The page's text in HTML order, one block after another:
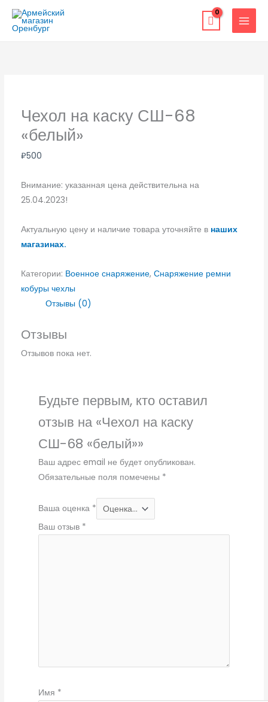
Перейти
содержимому
Чехол на каску СШ-68
«белый»
₽500
Внимание: указанная цена действительна на
25.04.2023!
Актуальную цену и наличие товара уточняйте в наших
магазинах.
Категории: Военное снаряжение, Снаряжение ремни
кобуры чехлы
Отзывы (0)
Отзывы
Отзывов пока нет.
Будьте первым, кто оставил
отзыв на «Чехол на каску
СШ-68 «белый»»
Ваш адрес email не будет опубликован.
Обязательные поля помечены *
Ваша оценка *
Ваш отзыв *
Имя *